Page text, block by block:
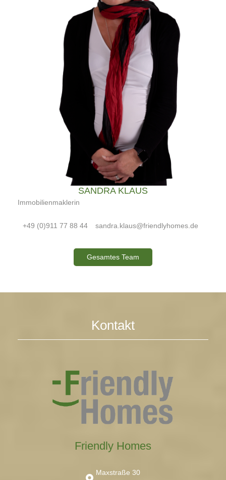
SANDRA KLAUS
Immobilienmaklerin
+49 (0)911 77 88 44 sandra.klaus@friendlyhomes.de
Gesamtes Team
Kontakt
Friendly Homes
Maxstraße 30